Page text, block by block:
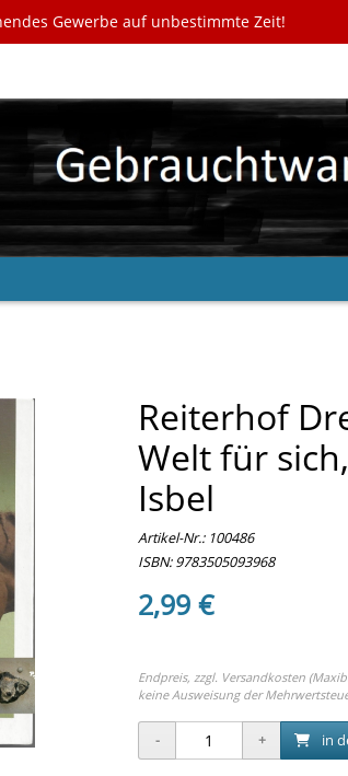
Gewerbe auf unbestimmte Zeit!
Reiterhof
Welt für
Isbel
Artikel-Nr.: 100486
ISBN: 9783505093968
2,99 €
Endpreis, zzgl. Versandkosten
keine Ausweisung der
in